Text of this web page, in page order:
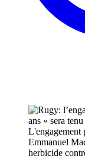
L'engagement
Emmanuel
herbicide